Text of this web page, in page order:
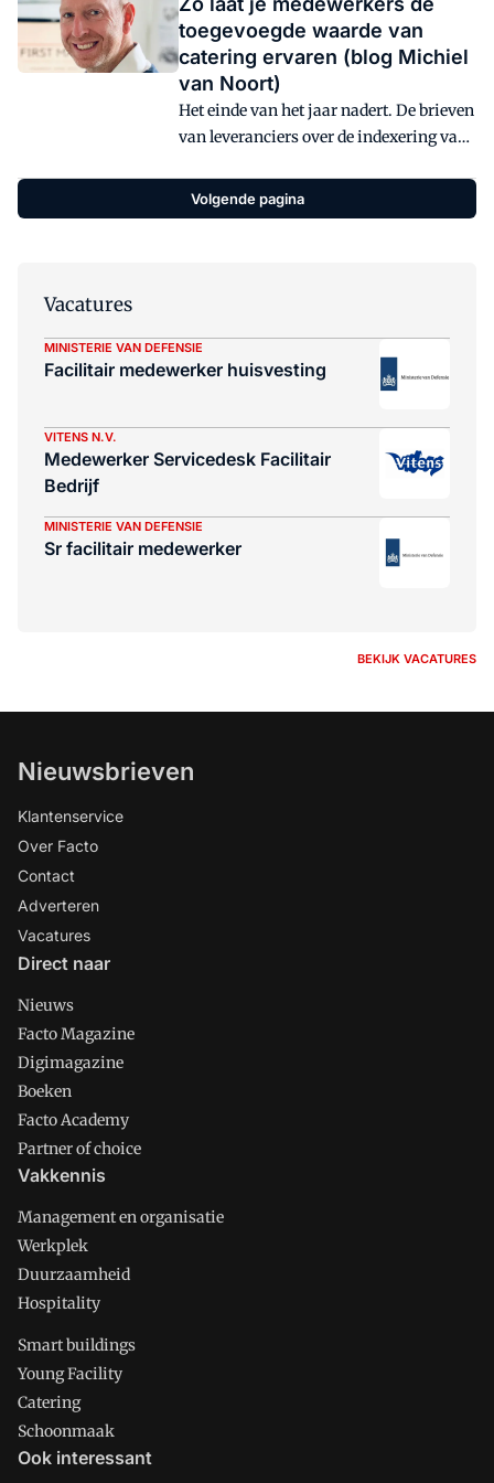
toegevoegde waarde van
catering ervaren (blog Michiel
van Noort)
Het einde van het jaar nadert. De brieven
van leveranciers over de indexering van
verstuurd. Hoewel deze indexaties veelal
slechts gevoeld wordt in de portemonnee
wordt de dagelijkse bedrijfslunch vanaf 1
januari 2019 merkbaar duurder.
Volgende pagina
Vacatures
MINISTERIE VAN DEFENSIE
Facilitair medewerker huisvesting
VITENS N.V.
Medewerker Servicedesk Facilitair
Bedrijf
MINISTERIE VAN DEFENSIE
Sr facilitair medewerker
BEKIJK VACATURES
Nieuwsbrieven
Klantenservice
Over Facto
Contact
Adverteren
Vacatures
Direct naar
Nieuws
Facto Magazine
Digimagazine
Boeken
Facto Academy
Partner of choice
Vakkennis
Management en organisatie
Werkplek
Duurzaamheid
Hospitality
Smart buildings
Young Facility
Catering
Schoonmaak
Ook interessant